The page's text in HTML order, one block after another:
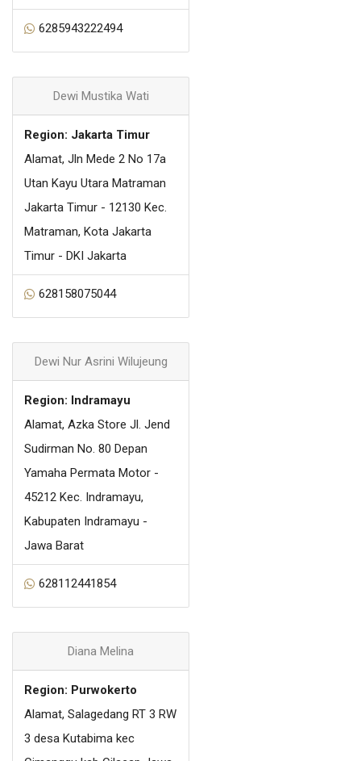
6285943222494
Dewi Mustika Wati
Region: Jakarta Timur
Alamat, Jln Mede 2 No 17a
Utan Kayu Utara Matraman
Jakarta Timur - 12130 Kec.
Matraman, Kota Jakarta
Timur - DKI Jakarta
628158075044
Dewi Nur Asrini Wilujeung
Region: Indramayu
Alamat, Azka Store Jl. Jend
Sudirman No. 80 Depan
Yamaha Permata Motor -
45212 Kec. Indramayu,
Kabupaten Indramayu -
Jawa Barat
628112441854
Diana Melina
Region: Purwokerto
Alamat, Salagedang RT 3 RW
3 desa Kutabima kec